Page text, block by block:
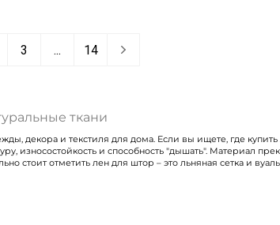
3 ... 14
ткани
декора и текстиля для дома. Если вы ищете, где купить
износостойкость и способность "дышать". Материал
стоит отметить лен для штор – это льняная сетка и